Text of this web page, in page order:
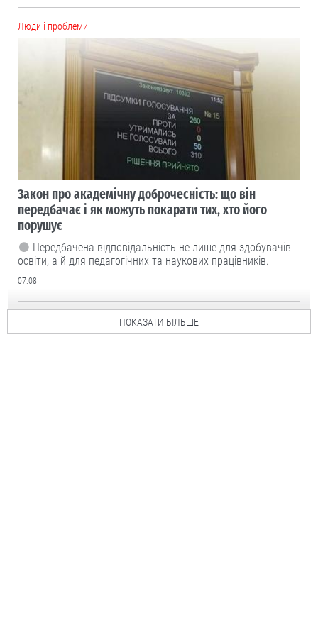
Люди і проблеми
Закон про академічну доброчесність: що він
передбачає і як можуть покарати тих, хто його
порушує
Передбачена відповідальність не лише для здобувачів
освіти, а й для педагогічних та наукових працівників.
07.08
ПОКАЗАТИ БІЛЬШЕ